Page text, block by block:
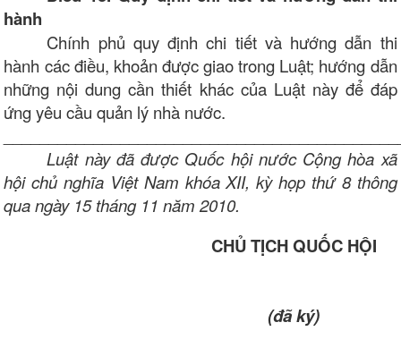
hành
Chính phủ quy định chi tiết và hướng dẫn thi
hành các điều, khoản được giao trong Luật; hướng dẫn
những nội dung cần thiết khác của Luật này để đáp
ứng yêu cầu quản lý nhà nước.
Luật này đã được Quốc hội nước Cộng hòa xã
hội chủ nghĩa Việt Nam khóa XII, kỳ họp thứ 8 thông
qua ngày 15 tháng 11 năm 2010.
CHỦ TỊCH QUỐC HỘI
(đã ký)